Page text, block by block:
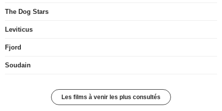
The Dog Stars
Leviticus
Fjord
Soudain
Les films à venir les plus consultés